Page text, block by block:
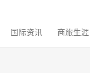
国际资讯 商旅生涯